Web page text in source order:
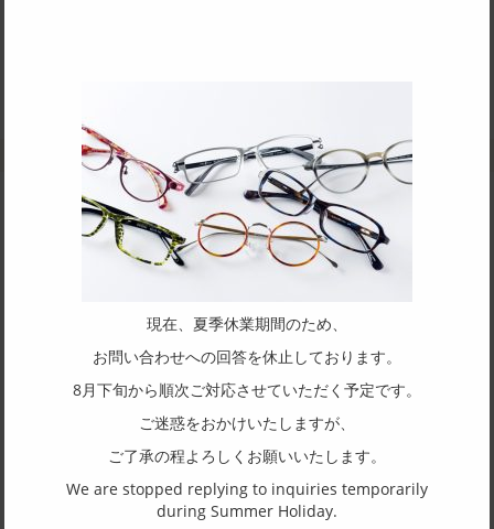
Brand List
Click a brand name to go to the product list of the brand.
RASPARE
現在、夏季休業期間のため、
お問い合わせへの回答を休止しております。
8月下旬から順次ご対応させていただく予定です。
ご迷惑をおかけいたしますが、
ご了承の程よろしくお願いいたします。
We are stopped replying to inquiries temporarily
during Summer Holiday.